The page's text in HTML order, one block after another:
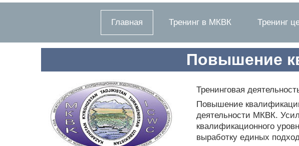
Главная Тренинг в МКВК Тренинг
Повышение
Тренинговая
Повышение
деятельности МКВК.
квалификационного
выработку единых